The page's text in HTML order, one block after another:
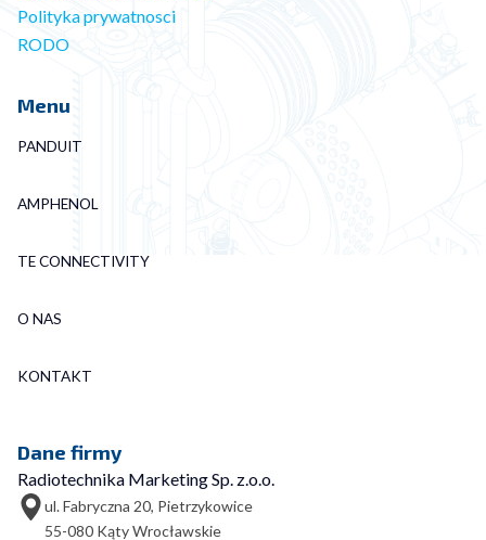
Polityka prywatnosci
RODO
Menu
PANDUIT
AMPHENOL
TE CONNECTIVITY
O NAS
KONTAKT
Dane firmy
Radiotechnika Marketing Sp. z.o.o.
ul. Fabryczna 20, Pietrzykowice
55-080 Kąty Wrocławskie